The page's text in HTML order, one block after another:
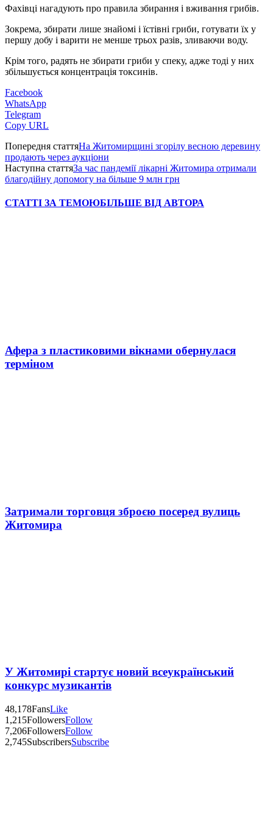
Фахівці нагадують про правила збирання і вживання грибів.
Зокрема, збирати лише знайомі і їстівні гриби, готувати їх у
першу добу і варити не менше трьох разів, зливаючи воду.
Крім того, радять не збирати гриби у спеку, адже тоді у них
збільшується концентрація токсинів.
Facebook
WhatsApp
Telegram
Copy URL
Попередня статтяНа Житомирщині згорілу весною деревину
продають через аукціони
Наступна статтяЗа час пандемії лікарні Житомира отримали
благодійну допомогу на більше 9 млн грн
СТАТТІ ЗА ТЕМОЮБІЛЬШЕ ВІД АВТОРА
Афера з пластиковими вікнами обернулася
терміном
Затримали торговця зброєю посеред вулиць
Житомира
У Житомирі стартує новий всеукраїнський
конкурс музикантів
48,178FansLike
1,215FollowersFollow
7,206FollowersFollow
2,745SubscribersSubscribe